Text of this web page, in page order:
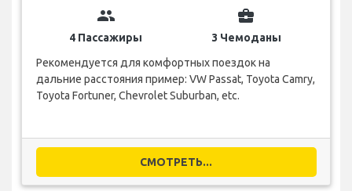
group
4 Пассажиры
business_center
3 Чемоданы
Рекомендуется для комфортных поездок на
дальние расстояния пример: VW Passat, Toyota Camry,
Toyota Fortuner, Chevrolet Suburban, etc.
СМОТРЕТЬ...